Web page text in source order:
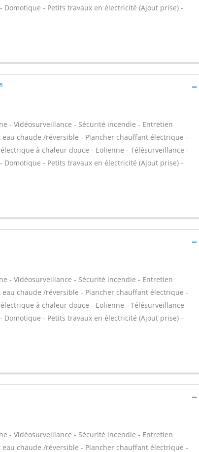
- Petits travaux en électricité (Ajout prise) -
- Vidéosurveillance - Sécurité incendie - Entretien
chaude /réversible - Plancher chauffant électrique -
à chaleur douce - Eolienne - Télésurveillance -
- Petits travaux en électricité (Ajout prise) -
- Vidéosurveillance - Sécurité incendie - Entretien
chaude /réversible - Plancher chauffant électrique -
à chaleur douce - Eolienne - Télésurveillance -
- Petits travaux en électricité (Ajout prise) -
- Vidéosurveillance - Sécurité incendie - Entretien
chaude /réversible - Plancher chauffant électrique -